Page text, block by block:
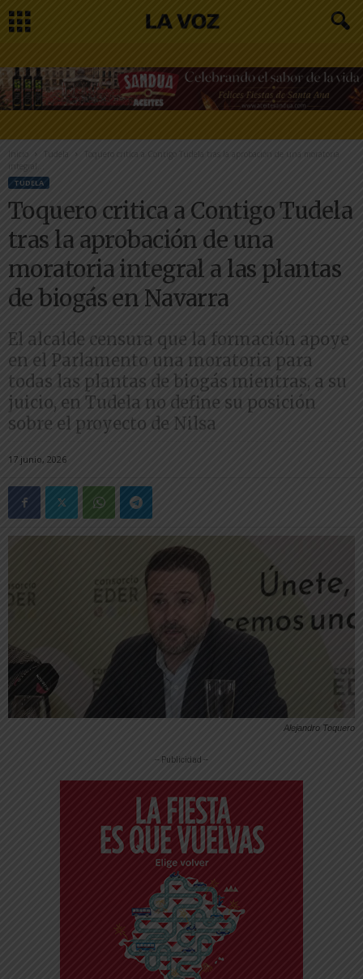
Inicio Tudela
Toquero critica a Contigo Tudela tras la aprobación de una moratoria
integral...
TUDELA
Toquero critica a Contigo Tudela
tras la aprobación de una
moratoria integral a las plantas
de biogás en Navarra
El alcalde censura que la formación apoye
en el Parlamento una moratoria para
todas las plantas de biogás mientras, a su
juicio, en Tudela no define su posición
sobre el proyecto de Nilsa
17 junio, 2026
Alejandro Toquero
-- Publicidad --